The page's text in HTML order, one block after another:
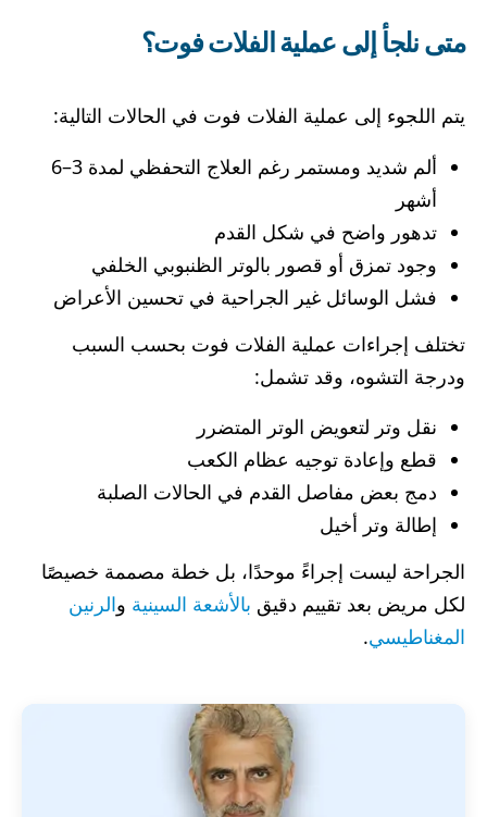
متى نلجأ إلى عملية الفلات فوت؟
يتم اللجوء إلى عملية الفلات فوت في الحالات التالية:
ألم شديد ومستمر رغم العلاج التحفظي لمدة 3–6
أشهر
تدهور واضح في شكل القدم
وجود تمزق أو قصور بالوتر الظنبوبي الخلفي
فشل الوسائل غير الجراحية في تحسين الأعراض
تختلف إجراءات عملية الفلات فوت بحسب السبب
ودرجة التشوه، وقد تشمل:
نقل وتر لتعويض الوتر المتضرر
قطع وإعادة توجيه عظام الكعب
دمج بعض مفاصل القدم في الحالات الصلبة
إطالة وتر أخيل
الجراحة ليست إجراءً موحدًا، بل خطة مصممة خصيصًا
لكل مريض بعد تقييم دقيق بالأشعة السينية والرنين
المغناطيسي.